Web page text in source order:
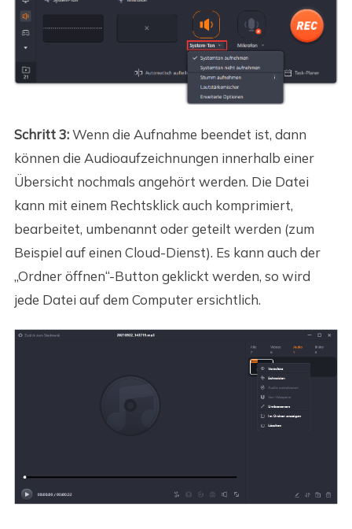
Schritt 3:Wenn die Aufnahme beendet ist, dann
können die Audioaufzeichnungen innerhalb einer
Übersicht nochmals angehört werden. Die Datei
kann mit einem Rechtsklick auch komprimiert,
bearbeitet, umbenannt oder geteilt werden (zum
Beispiel auf einen Cloud-Dienst). Es kann auch der
„Ordner öffnen“-Button geklickt werden, so wird
jede Datei auf dem Computer ersichtlich.